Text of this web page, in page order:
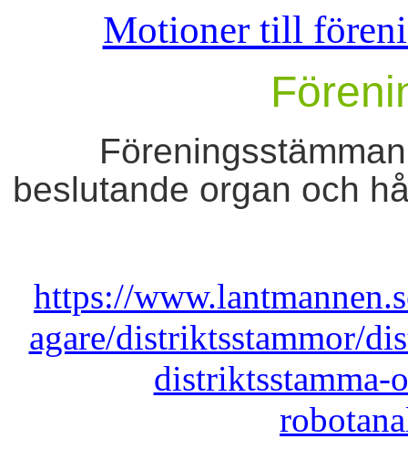
Motioner till
beslutande organ och
https://
agare/distriktsstammor/
distriktsstamma-